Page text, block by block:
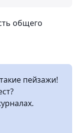
общего
пейзажи!